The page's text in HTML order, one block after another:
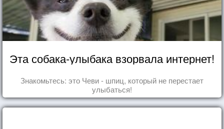
Эта собака-улыбака взорвала интернет!
Знакомьтесь: это Чеви - шпиц, который не перестает
улыбаться!